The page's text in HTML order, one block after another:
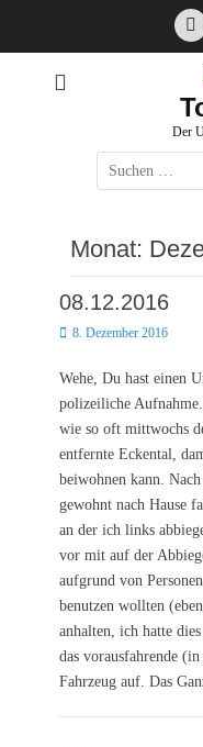
Der
Suche
nach:
Monat:
08.12.2016
Posted
8. Dezember 2016
Wehe, Du hast einen
polizeiliche
wie so oft mittwochs
entfernte Eckental,
beiwohnen kann.
gewohnt nach Hause
an der ich links
vor mit auf der
aufgrund von
benutzen wollten
anhalten, ich hatte
das vorausfahrende
Fahrzeug auf. Das